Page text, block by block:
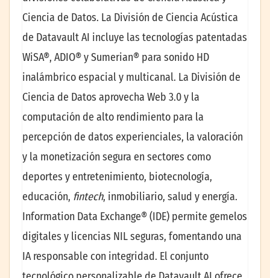
Ciencia de Datos. La División de Ciencia Acústica
de Datavault AI incluye las tecnologías patentadas
WiSA®, ADIO® y Sumerian® para sonido HD
inalámbrico espacial y multicanal. La División de
Ciencia de Datos aprovecha Web 3.0 y la
computación de alto rendimiento para la
percepción de datos experienciales, la valoración
y la monetización segura en sectores como
deportes y entretenimiento, biotecnología,
educación, fintech, inmobiliario, salud y energía.
Information Data Exchange® (IDE) permite gemelos
digitales y licencias NIL seguras, fomentando una
IA responsable con integridad. El conjunto